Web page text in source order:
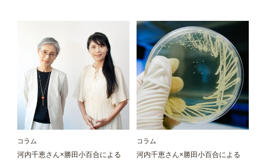
コラム
河内千恵さん×勝田小百合による
コラム
河内千恵さん×勝田小百合による